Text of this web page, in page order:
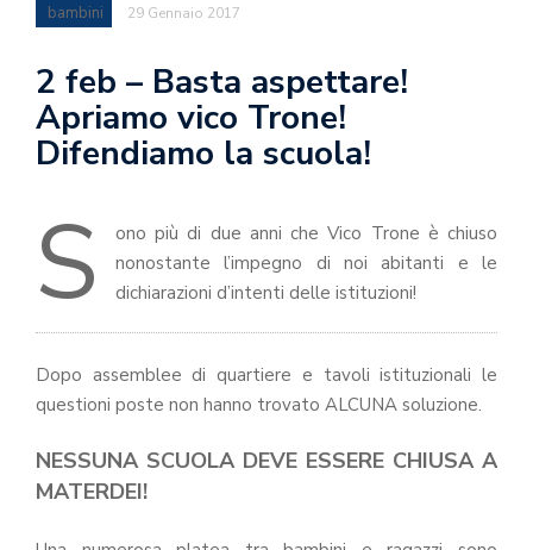
bambini 29 Gennaio 2017
2 feb – Basta aspettare!
Apriamo vico Trone!
Difendiamo la scuola!
S
ono più di due anni che Vico Trone è chiuso
nonostante l’impegno di noi abitanti e le
dichiarazioni d’intenti delle istituzioni!
Dopo assemblee di quartiere e tavoli istituzionali le
questioni poste non hanno trovato ALCUNA soluzione.
NESSUNA SCUOLA DEVE ESSERE CHIUSA A
MATERDEI!